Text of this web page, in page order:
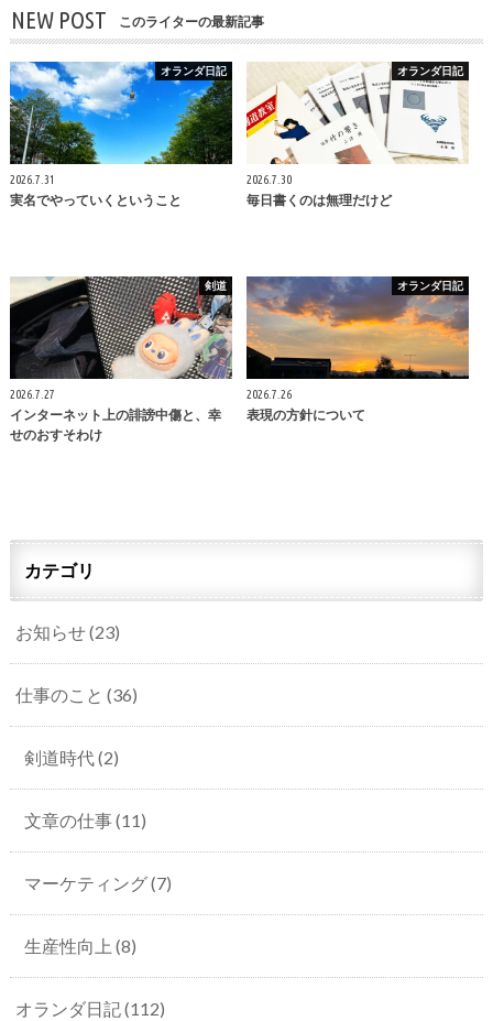
NEW POST このライターの最新記事
オランダ日記
2026.7.31
実名でやっていくということ
オランダ日記
2026.7.30
毎日書くのは無理だけど
剣道
2026.7.27
インターネット上の誹謗中傷と、幸
せのおすそわけ
オランダ日記
2026.7.26
表現の方針について
カテゴリ
お知らせ(23)
仕事のこと (36)
剣道時代(2)
文章の仕事(11)
マーケティング(7)
生産性向上 (8)
オランダ日記(112)